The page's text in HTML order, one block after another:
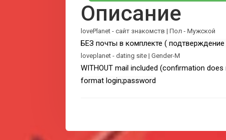
Описание
lovePlanet - сайт знакомств | Пол - Мужской
БЕЗ почты в комплекте (
loveplanet - dating site | Gender-M
WITHOUT mail included (confirmation
format login;password